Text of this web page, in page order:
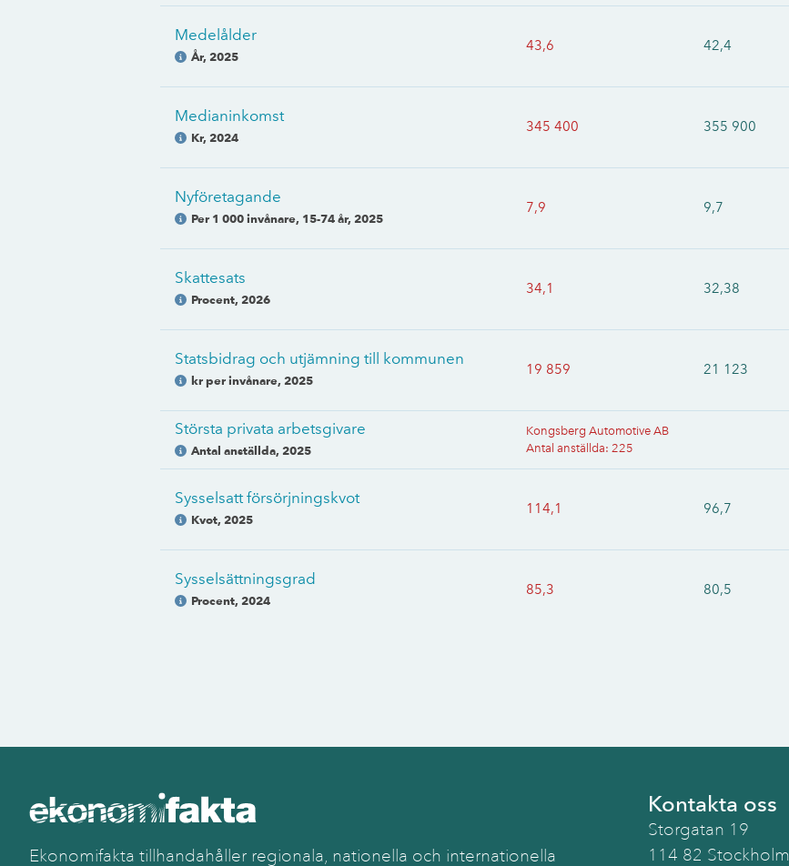
Medelålder
År, 2025
43,6 42,4
Medianinkomst
Kr, 2024
345 400 355 900
Nyföretagande
Per 1 000 invånare, 15-74 år, 2025
7,9 9,7
Skattesats
Procent, 2026
34,1 32,38
Statsbidrag och utjämning till kommunen
kr per invånare, 2025
19 859 21 123
Största privata arbetsgivare
Antal anställda, 2025
Kongsberg Automotive AB
Antal anställda: 225
Sysselsatt försörjningskvot
Kvot, 2025
114,1 96,7
Sysselsättningsgrad
Procent, 2024
85,3 80,5
Ekonomifakta tillhandahåller regionala, nationella och internationella
Kontakta oss
Storgatan 19
114 82 Stockholm